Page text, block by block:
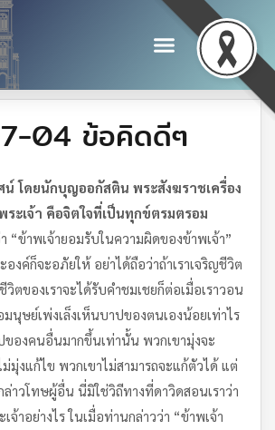
04 ข้อคิดดีๆ
โดยนักบุญออกัสติน พระสังฆราชเครื่อง
ะเจ้า คือจิตใจที่เป็นทุกข์ตรมตรอม
“ข้าพเจ้ายอมรับในความผิดของข้าพเจ้า”
องค์ก็จะอภัยให้ อย่าได้ถือว่าถ้าเราเจริญชีวิต
วิตของเราจะได้รับคำชมเชยก็ต่อเมื่อเราวอน
นุษย์เพ่งเล็งเห็นบาปของตนเองน้อยเท่าไร
ของคนอื่นมากขึ้นเท่านั้น พวกเขามุ่งจะ
มุ่งแก้ไข พวกเขาไม่สามารถจะแก้ตัวได้ แต่
าวโทษผู้อื่น นี่มิใช่วิถีทางที่ดาวิดสอนเราว่า
จ้าอย่างไร ในเมื่อท่านกล่าวว่า “ข้าพเจ้า